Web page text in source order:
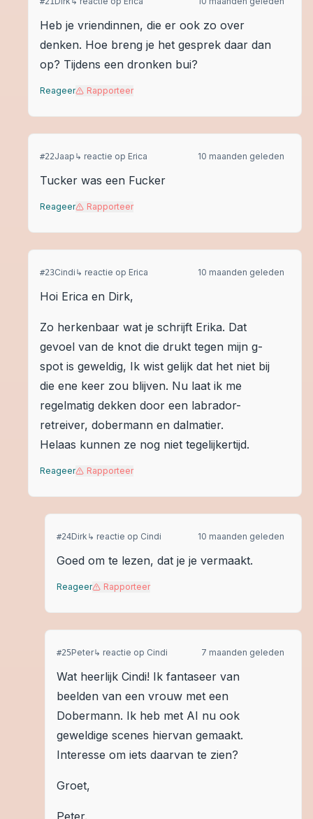
Heb je vriendinnen, die er ook zo over
denken. Hoe breng je het gesprek daar dan
op? Tijdens een dronken bui?
Reageer Rapporteer
#22Jaap ↳ reactie op Erica 10 maanden geleden
Tucker was een Fucker
Reageer Rapporteer
#23Cindi ↳ reactie op Erica 10 maanden geleden
Hoi Erica en Dirk,
Zo herkenbaar wat je schrijft Erika. Dat
gevoel van de knot die drukt tegen mijn g-
spot is geweldig, Ik wist gelijk dat het niet bij
die ene keer zou blijven. Nu laat ik me
regelmatig dekken door een labrador-
retreiver, dobermann en dalmatier.
Helaas kunnen ze nog niet tegelijkertijd.
Reageer Rapporteer
#24Dirk ↳ reactie op Cindi 10 maanden geleden
Goed om te lezen, dat je je vermaakt.
Reageer Rapporteer
#25Peter↳ reactie op Cindi 7 maanden geleden
Wat heerlijk Cindi! Ik fantaseer van
beelden van een vrouw met een
Dobermann. Ik heb met AI nu ook
geweldige scenes hiervan gemaakt.
Interesse om iets daarvan te zien?
Groet,
Peter.